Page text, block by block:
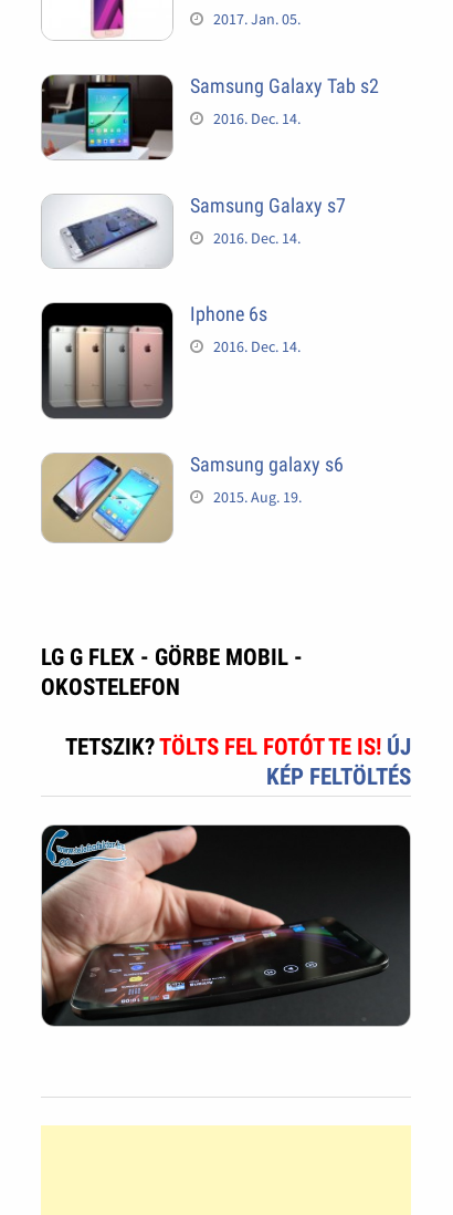
2017. Jan. 05.
Samsung Galaxy Tab s2
2016. Dec. 14.
Samsung Galaxy s7
2016. Dec. 14.
Iphone 6s
2016. Dec. 14.
Samsung galaxy s6
2015. Aug. 19.
LG G FLEX - GÖRBE MOBIL -
OKOSTELEFON
TETSZIK?TÖLTS FEL FOTÓT TE IS! ÚJ
KÉP FELTÖLTÉS